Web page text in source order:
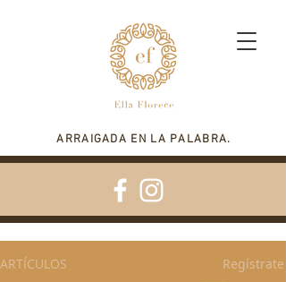
ARRAIGADA EN LA PALABRA.
ARTÍCULOS Regístrate